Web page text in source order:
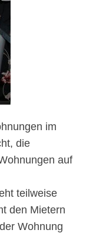
im
die
auf
teilweise
den Mietern
Wohnung